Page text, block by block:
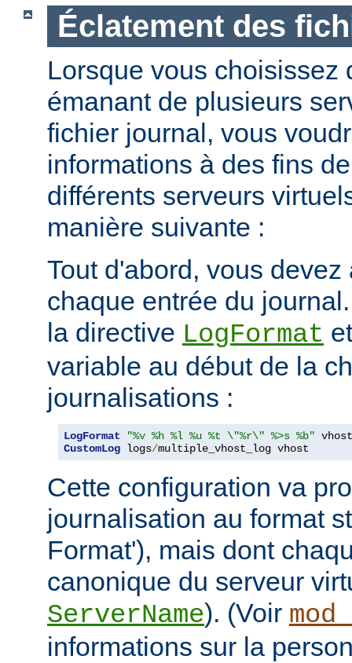
Éclatement des
Lorsque vous choisissez
émanant de plusieurs
fichier journal, vous
informations à des fins
différents serveurs
manière suivante :
Tout d'abord, vous
chaque entrée du
la directive LogFormat
variable au début de la
journalisations :
LogFormat
"%v %h %l %u %t \"%r\" %>s %b"
CustomLog logs/multiple_vhost_log vhost
Cette configuration va
journalisation au format
Format'), mais dont
canonique du serveur
ServerName). (Voir
informations sur la